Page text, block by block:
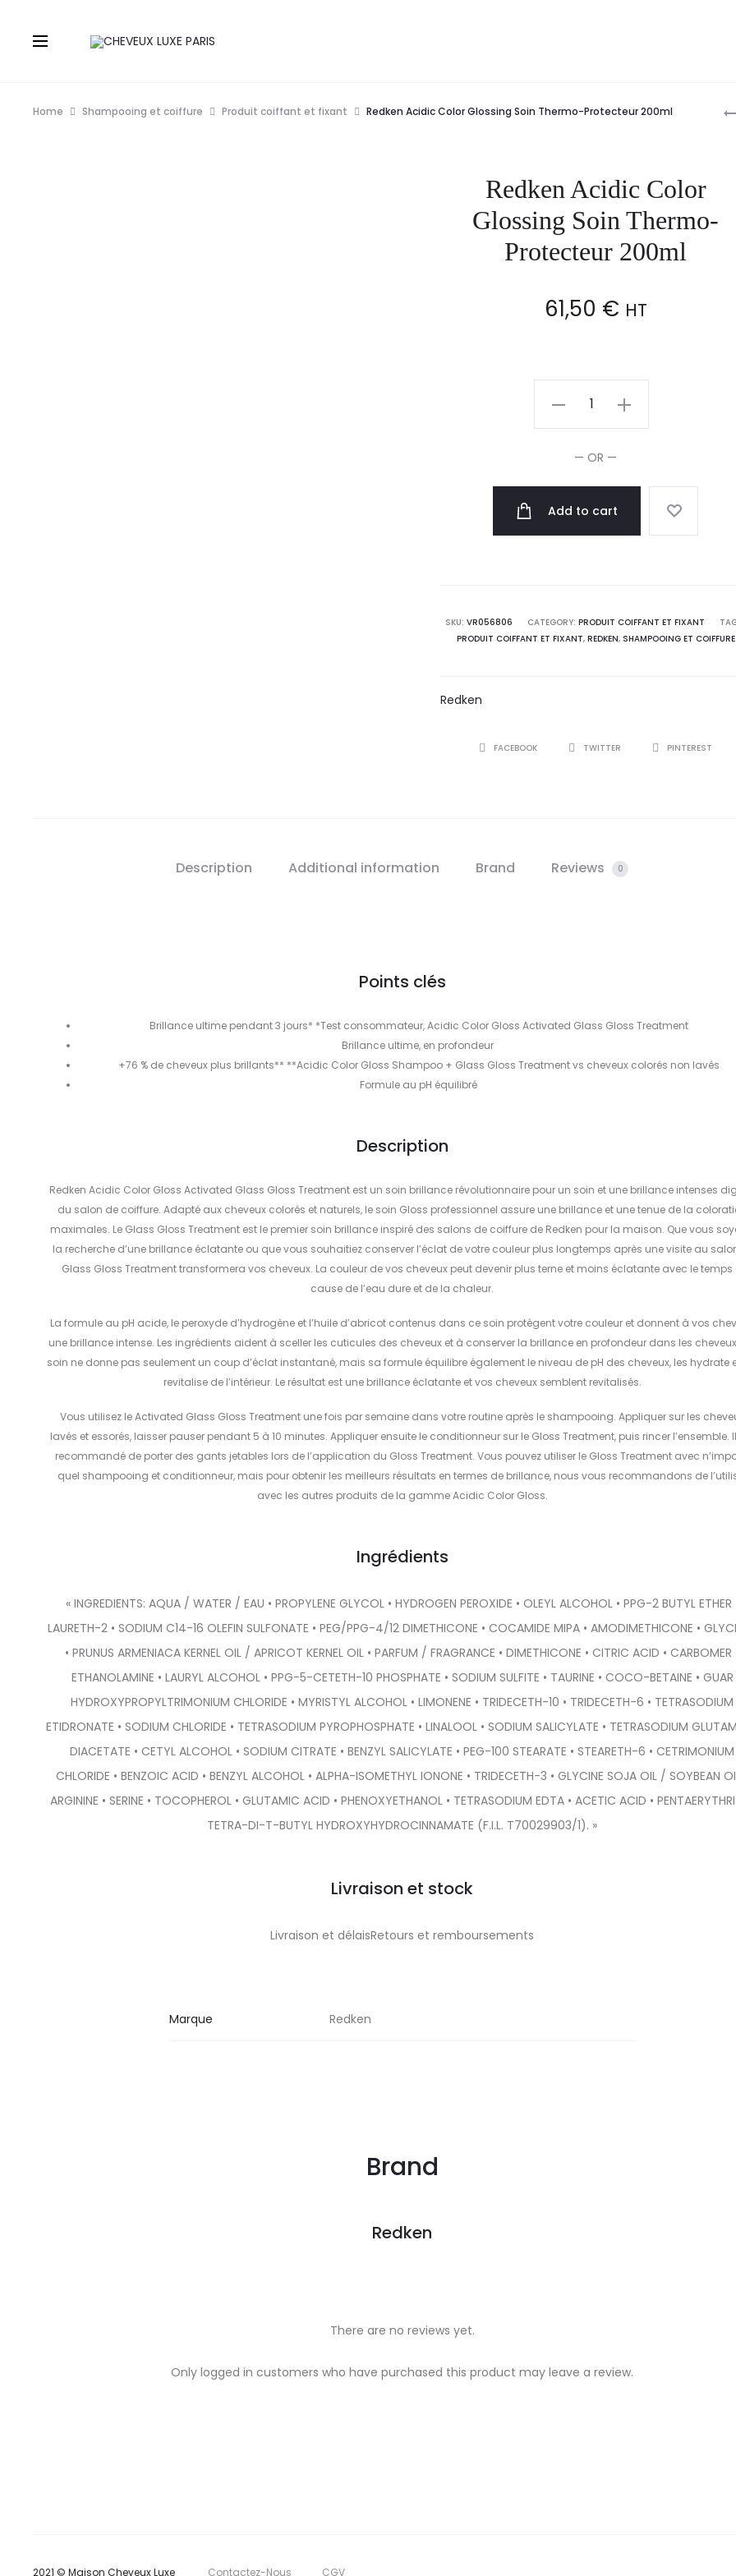
Home Shampooing et coiffure Produit coiffant et fixant Redken Acidic Color Glossing Soin Thermo-Protecteur 200ml
Redken Acidic Color
Glossing Soin Thermo-
Protecteur 200ml
61,50 € HT
Glossing
Soin
Thermo-
Protecteur
— OR —
Add to cart
SKU:VR056806 CATEGORY:PRODUIT COIFFANT ET FIXANT
PRODUIT COIFFANT ET FIXANT, REDKEN, SHAMPOOING ET COIFFURE
Redken
SHAREFACEBOOK TWITTER PINTEREST
Description Additional information Brand Reviews 0
Points clés
Brillance ultime pendant 3 jours* *Test consommateur, Acidic Color Gloss Activated Glass Gloss Treatment
Brillance ultime, en profondeur
+76 % de cheveux plus brillants** **Acidic Color Gloss Shampoo + Glass Gloss Treatment vs cheveux colorés non lavés
Formule au pH équilibré
Description
Redken Acidic Color Gloss Activated Glass Gloss Treatment est un soin brillance révolutionnaire pour un soin et une brillance intenses
du salon de coiffure. Adapté aux cheveux colorés et naturels, le soin Gloss professionnel assure une brillance et une tenue de la
maximales. Le Glass Gloss Treatment est le premier soin brillance inspiré des salons de coiffure de Redken pour la maison. Que vous
la recherche d’une brillance éclatante ou que vous souhaitiez conserver l’éclat de votre couleur plus longtemps après une visite au
Glass Gloss Treatment transformera vos cheveux. La couleur de vos cheveux peut devenir plus terne et moins éclatante avec le temps
cause de l’eau dure et de la chaleur.
La formule au pH acide, le peroxyde d’hydrogène et l’huile d’abricot contenus dans ce soin protègent votre couleur et donnent à vos
une brillance intense. Les ingrédients aident à sceller les cuticules des cheveux et à conserver la brillance en profondeur dans les
soin ne donne pas seulement un coup d’éclat instantané, mais sa formule équilibre également le niveau de pH des cheveux, les hydrate
revitalise de l’intérieur. Le résultat est une brillance éclatante et vos cheveux semblent revitalisés.
Vous utilisez le Activated Glass Gloss Treatment une fois par semaine dans votre routine après le shampooing. Appliquer sur les
lavés et essorés, laisser pauser pendant 5 à 10 minutes. Appliquer ensuite le conditionneur sur le Gloss Treatment, puis rincer l’ensemble.
recommandé de porter des gants jetables lors de l’application du Gloss Treatment. Vous pouvez utiliser le Gloss Treatment avec
quel shampooing et conditionneur, mais pour obtenir les meilleurs résultats en termes de brillance, nous vous recommandons de
avec les autres produits de la gamme Acidic Color Gloss.
Ingrédients
« INGREDIENTS: AQUA / WATER / EAU • PROPYLENE GLYCOL • HYDROGEN PEROXIDE • OLEYL ALCOHOL • PPG-2 BUTYL ETHER
LAURETH-2 • SODIUM C14-16 OLEFIN SULFONATE • PEG/PPG-4/12 DIMETHICONE • COCAMIDE MIPA • AMODIMETHICONE •
• PRUNUS ARMENIACA KERNEL OIL / APRICOT KERNEL OIL • PARFUM / FRAGRANCE • DIMETHICONE • CITRIC ACID • CARBOMER
ETHANOLAMINE • LAURYL ALCOHOL • PPG-5-CETETH-10 PHOSPHATE • SODIUM SULFITE • TAURINE • COCO-BETAINE • GUAR
HYDROXYPROPYLTRIMONIUM CHLORIDE • MYRISTYL ALCOHOL • LIMONENE • TRIDECETH-10 • TRIDECETH-6 • TETRASODIUM
ETIDRONATE • SODIUM CHLORIDE • TETRASODIUM PYROPHOSPHATE • LINALOOL • SODIUM SALICYLATE • TETRASODIUM
DIACETATE • CETYL ALCOHOL • SODIUM CITRATE • BENZYL SALICYLATE • PEG-100 STEARATE • STEARETH-6 • CETRIMONIUM
CHLORIDE • BENZOIC ACID • BENZYL ALCOHOL • ALPHA-ISOMETHYL IONONE • TRIDECETH-3 • GLYCINE SOJA OIL / SOYBEAN
ARGININE • SERINE • TOCOPHEROL • GLUTAMIC ACID • PHENOXYETHANOL • TETRASODIUM EDTA • ACETIC ACID •
TETRA-DI-T-BUTYL HYDROXYHYDROCINNAMATE (F.I.L. T70029903/1). »
Livraison et stock
Livraison et délaisRetours et remboursements
Marque Redken
Brand
Redken
R
There are no reviews yet.
Only logged in customers who have purchased this product may leave a review.
2021 © Maison Cheveux Luxe Contactez-Nous CGV